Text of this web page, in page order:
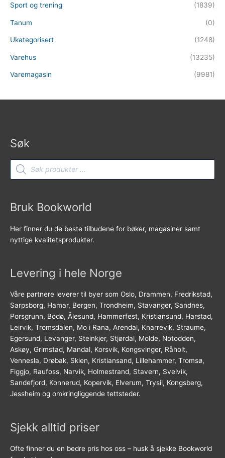
Sport og trening (1839)
Tanum (0)
Ukategorisert (1248)
Varehus (13235)
Varemagasin (9981)
Søk
Products
search
Bruk Bookworld
Her finner du de beste tilbudene for bøker, magasiner samt
nyttige kvalitetsprodukter.
Levering i hele Norge
Våre partnere leverer til byer som Oslo, Drammen, Fredrikstad,
Sarpsborg, Hamar, Bergen, Trondheim, Stavanger, Sandnes,
Porsgrunn, Bodø, Ålesund, Hammerfest, Kristiansund, Harstad,
Leirvik, Tromsdalen, Mo i Rana, Arendal, Knarrevik, Straume,
Egersund, Levanger, Steinkjer, Stjørdal, Molde, Notodden,
Askøy, Grimstad, Mandal, Korsvik, Kongsvinger, Råholt,
Vennesla, Drøbak, Skien, Kristiansand, Lillehammer, Tromsø,
Figgjo, Raufoss, Narvik, Holmestrand, Stavern, Svelvik,
Sandefjord, Konnerud, Kopervik, Elverum, Trysil, Kongsberg,
Jessheim og omkringliggende tettsteder.
Sjekk alltid priser
Ofte finner du en bedre pris hos oss – husk å sjekke Bookworld